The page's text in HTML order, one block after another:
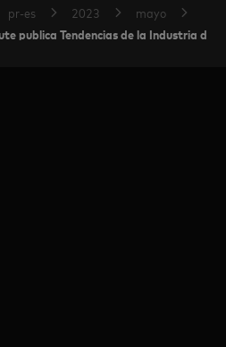
pr-es 2023 mayo
publica Tendencias de la Industria de